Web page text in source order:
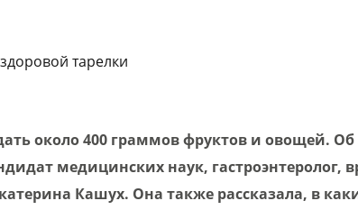
тарелки
около 400 граммов фруктов и овощей. Об
медицинских наук, гастроэнтеролог,
Кашух. Она также рассказала, в